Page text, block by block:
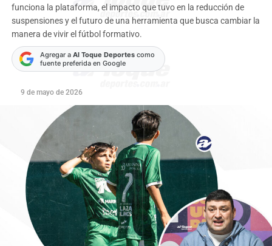
funciona la plataforma, el impacto que tuvo en la reducción de
suspensiones y el futuro de una herramienta que busca cambiar la
manera de vivir el fútbol formativo.
Agregar a Al Toque Deportescomo
fuente preferida en Google
9 de mayo de 2026